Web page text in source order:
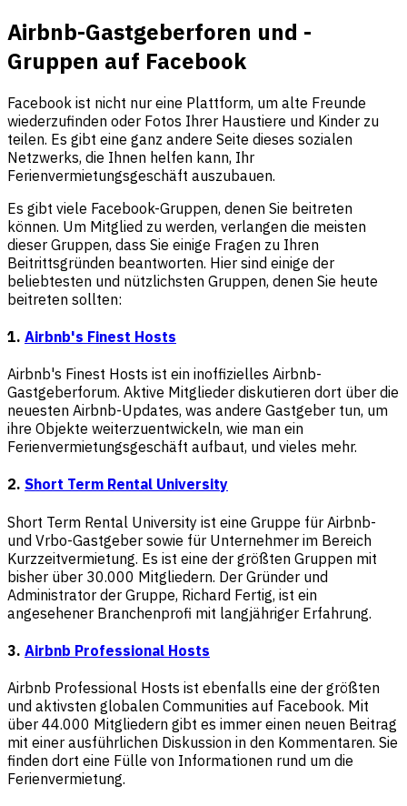
Airbnb-Gastgeberforen und -
Gruppen auf Facebook
Facebook ist nicht nur eine Plattform, um alte Freunde
wiederzufinden oder Fotos Ihrer Haustiere und Kinder zu
teilen. Es gibt eine ganz andere Seite dieses sozialen
Netzwerks, die Ihnen helfen kann, Ihr
Ferienvermietungsgeschäft auszubauen.
Es gibt viele Facebook-Gruppen, denen Sie beitreten
können. Um Mitglied zu werden, verlangen die meisten
dieser Gruppen, dass Sie einige Fragen zu Ihren
Beitrittsgründen beantworten. Hier sind einige der
beliebtesten und nützlichsten Gruppen, denen Sie heute
beitreten sollten:
1. Airbnb's Finest Hosts
Airbnb's Finest Hosts ist ein inoffizielles Airbnb-
Gastgeberforum. Aktive Mitglieder diskutieren dort über die
neuesten Airbnb-Updates, was andere Gastgeber tun, um
ihre Objekte weiterzuentwickeln, wie man ein
Ferienvermietungsgeschäft aufbaut, und vieles mehr.
2. Short Term Rental University
Short Term Rental University ist eine Gruppe für Airbnb-
und Vrbo-Gastgeber sowie für Unternehmer im Bereich
Kurzzeitvermietung. Es ist eine der größten Gruppen mit
bisher über 30.000 Mitgliedern. Der Gründer und
Administrator der Gruppe, Richard Fertig, ist ein
angesehener Branchenprofi mit langjähriger Erfahrung.
3. Airbnb Professional Hosts
Airbnb Professional Hosts ist ebenfalls eine der größten
und aktivsten globalen Communities auf Facebook. Mit
über 44.000 Mitgliedern gibt es immer einen neuen Beitrag
mit einer ausführlichen Diskussion in den Kommentaren. Sie
finden dort eine Fülle von Informationen rund um die
Ferienvermietung.